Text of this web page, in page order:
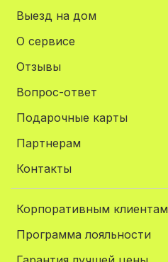
Выезд на дом
О сервисе
Отзывы
Вопрос-ответ
Подарочные карты
Партнерам
Контакты
Корпоративным клиентам
Программа лояльности